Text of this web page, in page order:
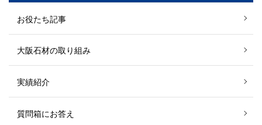
お役たち記事
大阪石材の取り組み
実績紹介
質問箱にお答え